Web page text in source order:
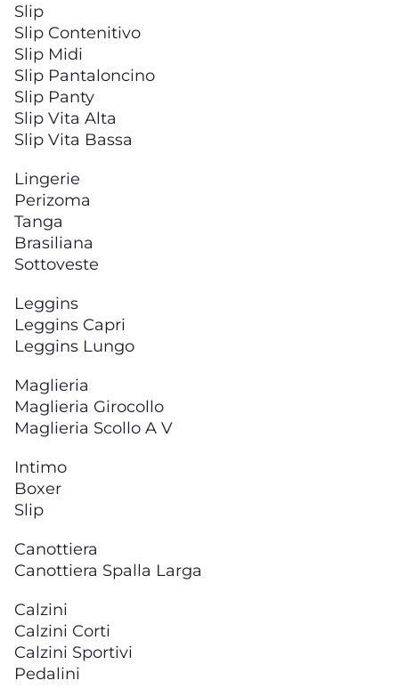
Slip
Slip Contenitivo
Slip Midi
Slip Pantaloncino
Slip Panty
Slip Vita Alta
Slip Vita Bassa
Lingerie
Perizoma
Tanga
Brasiliana
Sottoveste
Leggins
Leggins Capri
Leggins Lungo
Maglieria
Maglieria Girocollo
Maglieria Scollo A V
Intimo
Boxer
Slip
Canottiera
Canottiera Spalla Larga
Calzini
Calzini Corti
Calzini Sportivi
Pedalini